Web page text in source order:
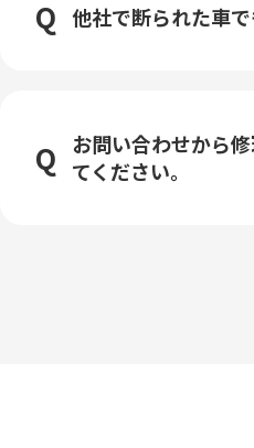
他社で断られた車
お問い合わせから
てください。